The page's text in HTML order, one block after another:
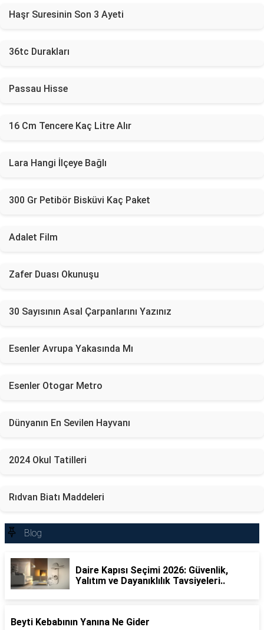
Haşr Suresinin Son 3 Ayeti
36tc Durakları
Passau Hisse
16 Cm Tencere Kaç Litre Alır
Lara Hangi İlçeye Bağlı
300 Gr Petibör Bisküvi Kaç Paket
Adalet Film
Zafer Duası Okunuşu
30 Sayısının Asal Çarpanlarını Yazınız
Esenler Avrupa Yakasında Mı
Esenler Otogar Metro
Dünyanın En Sevilen Hayvanı
2024 Okul Tatilleri
Rıdvan Biatı Maddeleri
Blog
Daire Kapısı Seçimi 2026: Güvenlik,
Yalıtım ve Dayanıklılık Tavsiyeleri..
Beyti Kebabının Yanına Ne Gider